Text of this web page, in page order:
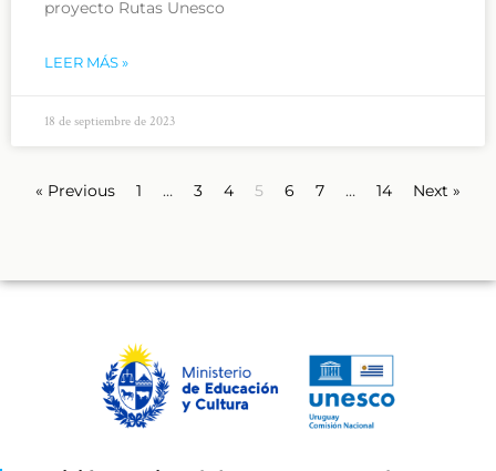
proyecto Rutas Unesco
LEER MÁS »
18 de septiembre de 2023
« Previous 1 … 3 4 5 6 7 … 14 Next »